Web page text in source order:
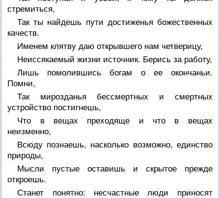
стремиться,
Так ты найдешь пути достиженья божественных
качеств.
Именем клятву даю открывшего нам четверицу,
Неиссякаемый жизни источник. Берись за работу,
Лишь помолившись богам о ее окончаньи.
Помни,
Так мирозданья бессмертных и смертных
устройство постигнешь,
Что в вещах преходяще и что в вещах
неизменно,
Всюду познаешь, насколько возможно, единство
природы,
Мысли пустые оставишь и скрытое прежде
откроешь.
Станет понятно: несчастные люди приносят